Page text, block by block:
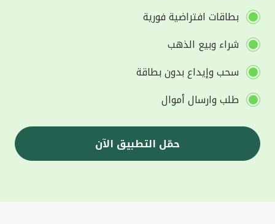
بطاقات افتراضية فورية
شراء وبيع الذهب
سحب وإيداع بدون بطاقة
طلب وارسال أموال
حمّل التطبيق الآن